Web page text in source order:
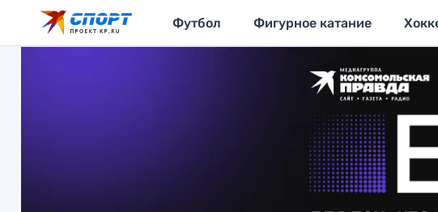
Футбол Фигурное катание